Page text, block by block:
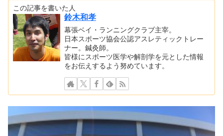
この記事を書いた人
鈴木和孝
幕張ベイ・ランニングクラブ主宰。
日本スポーツ協会公認アスレティックトレー
ナー。鍼灸師。
皆様にスポーツ医学や解剖学を元とした情報
をお伝えするよう努めています。